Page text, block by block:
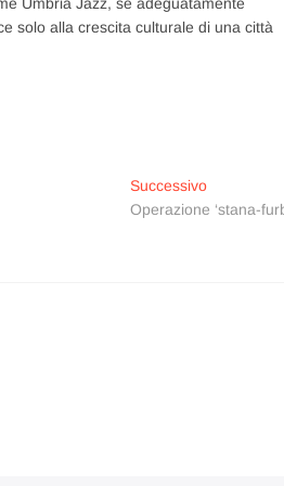
solo alla crescita culturale di una città
SuccessivoArticolo
successivo:
Operazione ‘stana-